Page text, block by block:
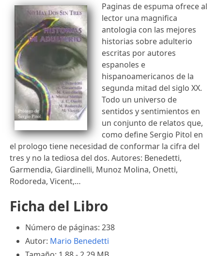
Paginas de espuma ofrece al
lector una magnifica
antologia con las mejores
historias sobre adulterio
escritas por autores
espanoles e
hispanoamericanos de la
segunda mitad del siglo XX.
Todo un universo de
sentidos y sentimientos en
un conjunto de relatos que,
como define Sergio Pitol en
el prologo tiene necesidad de conformar la cifra del
tres y no la tediosa del dos. Autores: Benedetti,
Garmendia, Giardinelli, Munoz Molina, Onetti,
Rodoreda, Vicent,…
Ficha del Libro
Número de páginas: 238
Autor: Mario Benedetti